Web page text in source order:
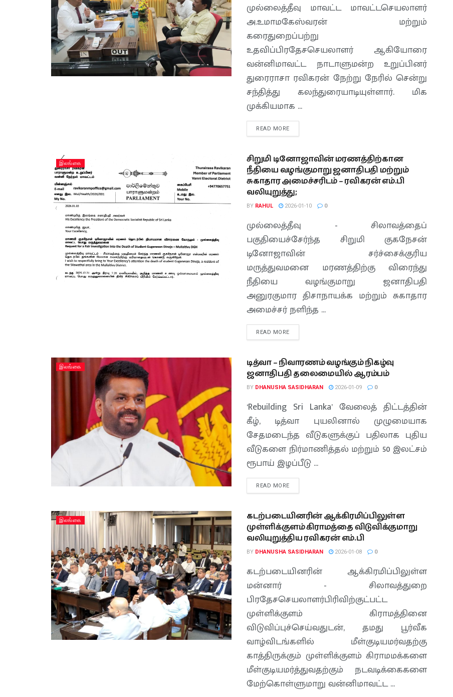
முல்லைத்தீவு மாவட்ட மாவட்டசெயலாளர்
அ.உமாமகேஸ்வரன் மற்றும்
கரைதுறைப்பற்று
உதவிப்பிரதேசசெயலாளர் ஆகியோரை
வன்னிமாவட்ட நாடாளுமன்ற உறுப்பினர்
துரைராசா ரவிகரன் நேற்று நேரில் சென்று
சந்தித்து கலந்துரையாடியுள்ளார். மிக
முக்கியமாக ...
READ MORE
இலங்கை
சிறுமி டினோஜாவின் மரணத்திற்கான
நீதியை வழங்குமாறு ஜனாதிபதி மற்றும்
சுகாதார அமைச்சரிடம் – ரவிகரன் எம்.பி
வலியுறுத்து;
BY RAHUL 2026-01-10 0
முல்லைத்தீவு - சிலாவத்தைப்
பகுதியைச்சேர்ந்த சிறுமி குகநேசன்
டினோஜாவின் சர்ச்சைக்குரிய
மருத்துவமனை மரணத்திற்கு விரைந்து
நீதியை வழங்குமாறு ஜனாதிபதி
அனுரகுமார திசாநாயக்க மற்றும் சுகாதார
அமைச்சர் நளிந்த ...
READ MORE
இலங்கை
டித்வா – நிவாரணம் வழங்கும் நிகழ்வு
ஜனாதிபதி தலைமையில் ஆரம்பம்
BY DHANUSHA SASIDHARAN 2026-01-09 0
‘Rebuilding Sri Lanka’ வேலைத் திட்டத்தின்
கீழ், டித்வா புயலினால் முழுமையாக
சேதமடைந்த வீடுகளுக்குப் பதிலாக புதிய
வீடுகளை நிர்மாணித்தல் மற்றும் 50 இலட்சம்
ரூபாய் இழப்பீடு ...
READ MORE
இலங்கை
கடற்படையினரின் ஆக்கிரமிப்பிலுள்ள
முள்ளிக்குளம் கிராமத்தை விடுவிக்குமாறு
வலியுறுத்திய ரவிகரன் எம்.பி
BY DHANUSHA SASIDHARAN 2026-01-08 0
கடற்படையினரின் ஆக்கிரமிப்பிலுள்ள
மன்னார் - சிலாவத்துறை
பிரதேசசெயலாளர்பிரிவிற்குட்பட்ட
முள்ளிக்குளம் கிராமத்தினை
விடுவிப்புச்செய்வதுடன், தமது பூர்வீக
வாழ்விடங்களில் மீள்குடியமர்வதற்கு
காத்திருக்கும் முள்ளிக்குளம் கிராமமக்களை
மீள்குடியமர்த்துவதற்கும் நடவடிக்கைகளை
மேற்கொள்ளுமாறு வன்னிமாவட்ட ...